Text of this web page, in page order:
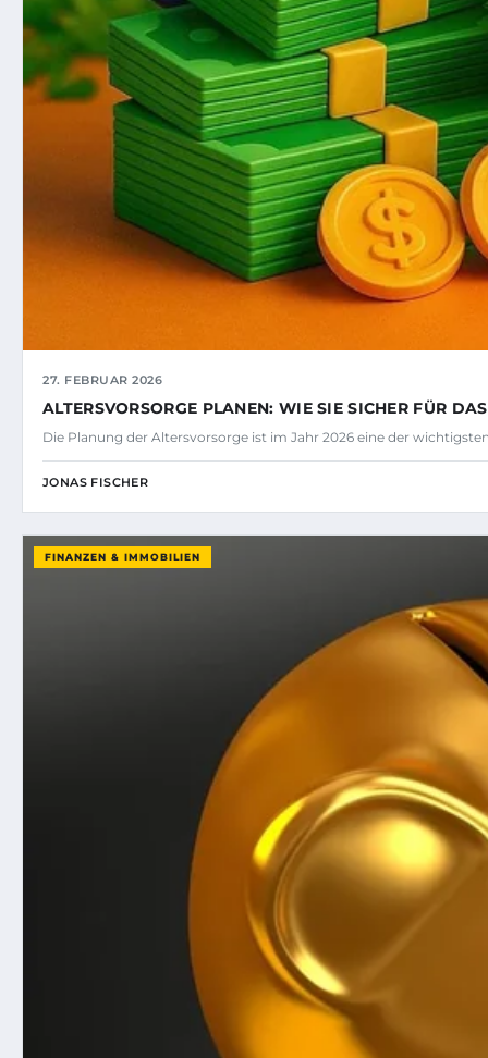
27. FEBRUAR 2026
ALTERSVORSORGE PLANEN: WIE SIE SICHER FÜR
Die Planung der Altersvorsorge ist im Jahr 2026 eine der
JONAS FISCHER
FINANZEN & IMMOBILIEN